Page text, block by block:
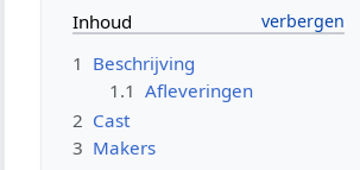
Inhoud
1 Beschrijving
1.1 Afleveringen
2 Cast
3 Makers